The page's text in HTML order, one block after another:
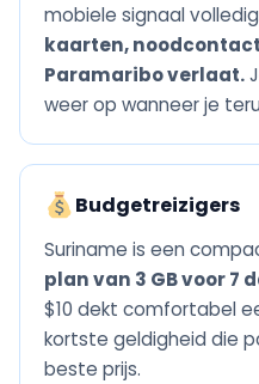
mobiele signaal
kaarten,
Paramaribo verlaat.
weer op wanneer je
Budgetreizigers
Suriname is een
plan van 3 GB voor 7
$10 dekt comfortabel
kortste geldigheid die
beste prijs.